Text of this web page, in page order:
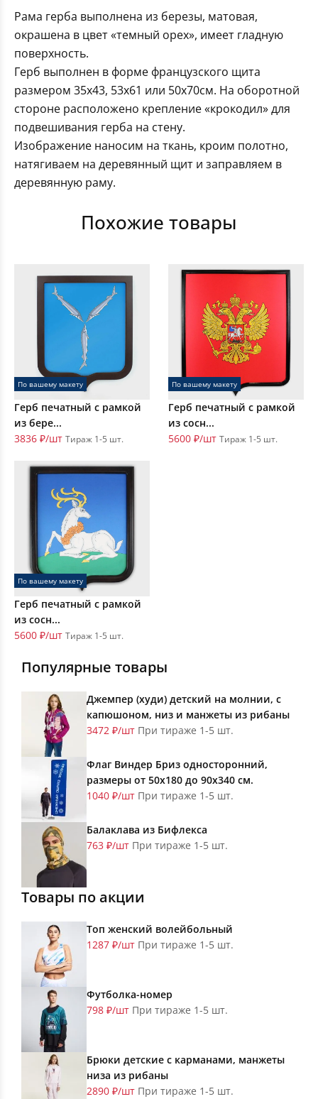
Рама герба выполнена из березы, матовая,
окрашена в цвет «темный орех», имеет гладную
поверхность.
Герб выполнен в форме французского щита
размером 35х43, 53х61 или 50х70см. На оборотной
стороне расположено крепление «крокодил» для
подвешивания герба на стену.
Изображение наносим на ткань, кроим полотно,
натягиваем на деревянный щит и заправляем в
деревянную раму.
Похожие товары
По вашему макету
Герб печатный с рамкой
из бере...
3836 ₽/шт Тираж 1-5 шт.
По вашему макету
Герб печатный с рамкой
из сосн...
5600 ₽/шт Тираж 1-5 шт.
По вашему макету
Герб печатный с рамкой
из сосн...
5600 ₽/шт Тираж 1-5 шт.
Популярные товары
Джемпер (худи) детский на молнии, с
капюшоном, низ и манжеты из рибаны
3472 ₽/шт При тираже 1-5 шт.
Флаг Виндер Бриз односторонний,
размеры от 50х180 до 90х340 см.
1040 ₽/шт При тираже 1-5 шт.
Балаклава из Бифлекса
763 ₽/шт При тираже 1-5 шт.
Товары по акции
Топ женский волейбольный
1287 ₽/шт При тираже 1-5 шт.
Футболка-номер
798 ₽/шт При тираже 1-5 шт.
Брюки детские с карманами, манжеты
низа из рибаны
2890 ₽/шт При тираже 1-5 шт.